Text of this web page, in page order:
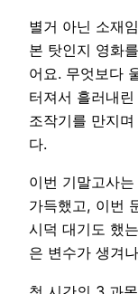
별거 아닌 소재
본 탓인지 영화
어요. 무엇보다
터져서 흘러내린
조작기를 만지
다.
이번 기말고사
가득했고, 이번
시덕 대기도 했
은 변수가 생겨